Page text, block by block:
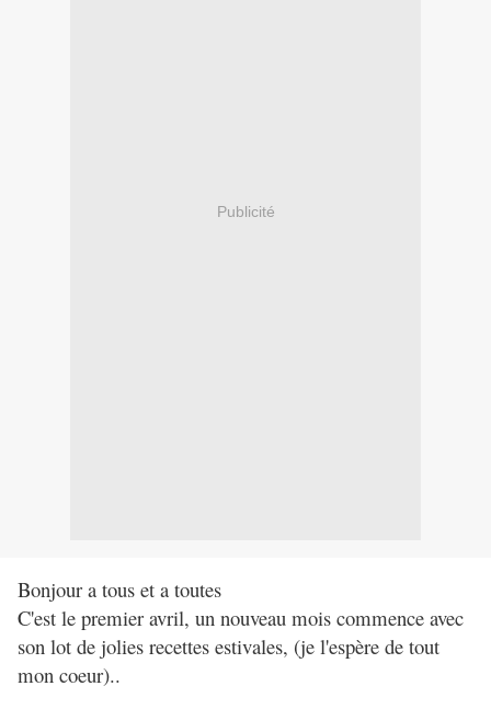
Publicité
Bonjour a tous et a toutes
C'est le premier avril, un nouveau mois commence avec
son lot de jolies recettes estivales, (je l'espère de tout
mon coeur)..